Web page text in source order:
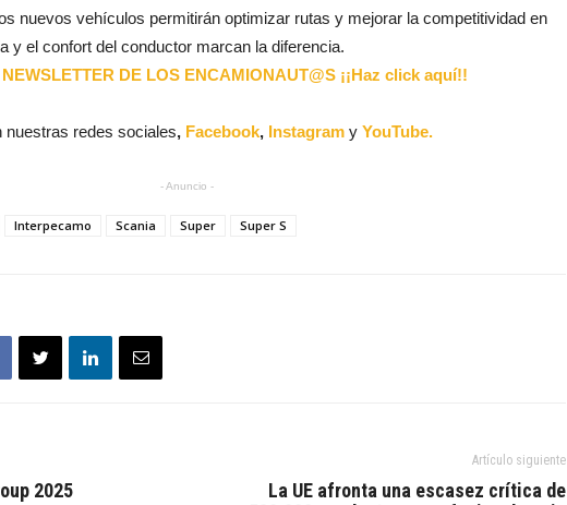
nuevos vehículos permitirán optimizar rutas y mejorar la competitividad en
y el confort del conductor marcan la diferencia.
DE LOS ENCAMIONAUT@S ¡¡Haz click aquí!!
nuestras redes sociales, Facebook, Instagram y YouTube.
- Anuncio -
Interpecamo Scania Super Super S
2025
Artículo siguiente
La UE afronta una escasez crítica de